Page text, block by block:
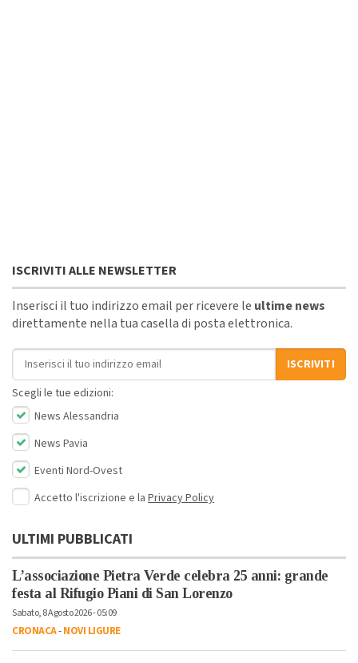
ISCRIVITI ALLE NEWSLETTER
Inserisci il tuo indirizzo email per ricevere le ultime news
direttamente nella tua casella di posta elettronica.
Indirizzo email
ISCRIVITI
Scegli le tue edizioni:
News Alessandria
News Pavia
Eventi Nord-Ovest
Accetto l'iscrizione e la Privacy Policy
ULTIMI PUBBLICATI
L’associazione Pietra Verde celebra 25 anni: grande
festa al Rifugio Piani di San Lorenzo
Sabato, 8 Agosto 2026 - 05:09
CRONACA-NOVI LIGURE